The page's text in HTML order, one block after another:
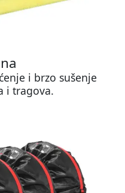
i brzo sušenje
i tragova.